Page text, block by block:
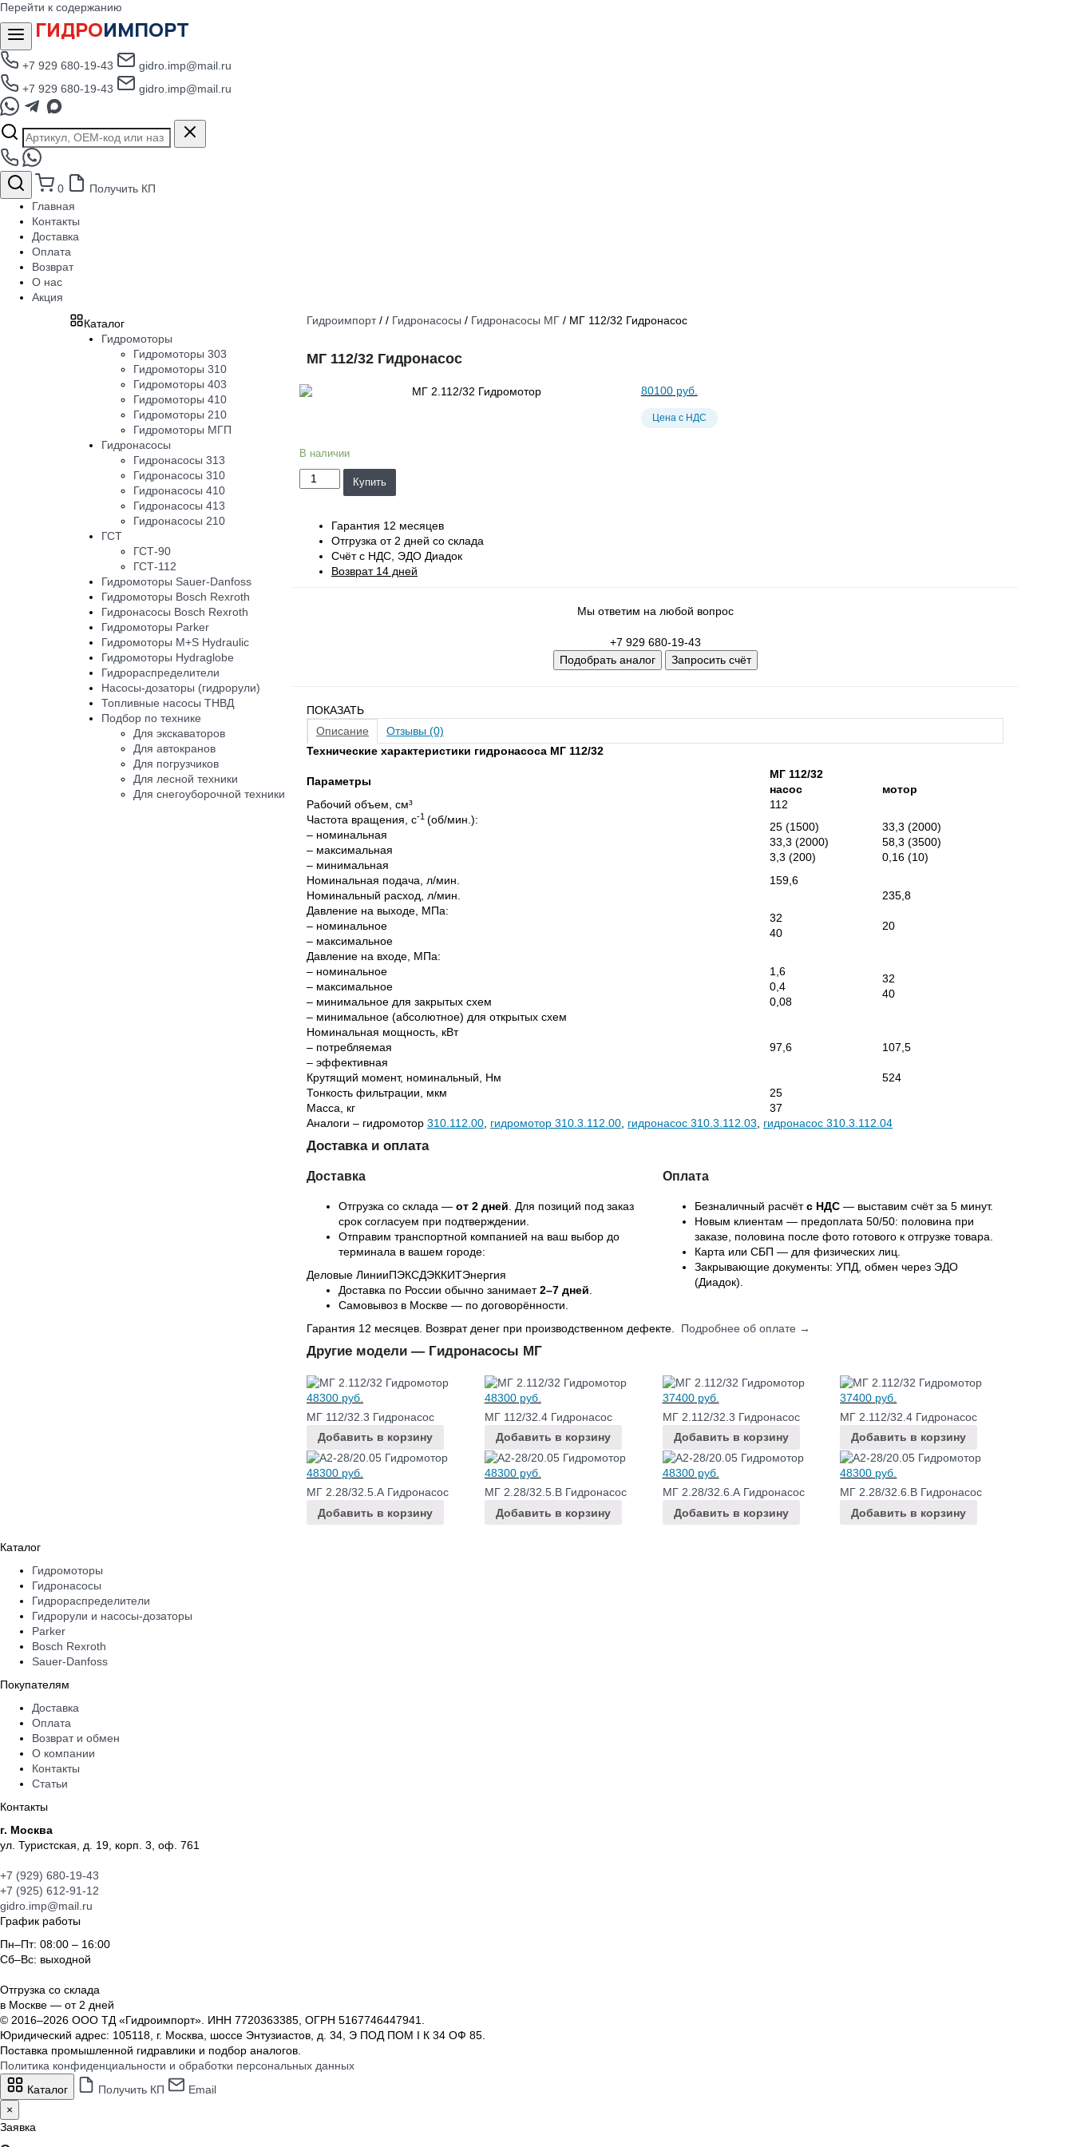
Перейти к содержанию
ГИДРОИМПОРТ
+7 929 680-19-43
gidro.imp@mail.ru
+7 929 680-19-43
gidro.imp@mail.ru
0
Получить КП
Главная
Контакты
Доставка
Оплата
Возврат
О нас
Акция
Гидроимпорт/ / Гидронасосы / Гидронасосы МГ / МГ 112/32 Гидронасос
МГ 112/32 Гидронасос
80100руб.
Цена с НДС
В наличии
Купить
Гарантия 12 месяцев
Отгрузка от 2 дней со склада
Счёт с НДС, ЭДО Диадок
Возврат 14 дней
Мы ответим на любой вопрос
+7 929 680-19-43
Подобрать аналог
Запросить счёт
ПОКАЗАТЬ
Описание
Отзывы (0)
Технические характеристики гидронасоса МГ 112/32
Параметры
МГ 112/32
насос
мотор
Рабочий объем, см³
112
Частота вращения, с-1 (об/мин.):
– номинальная
– максимальная
– минимальная
25 (1500)
33,3 (2000)
3,3 (200)
33,3 (2000)
58,3 (3500)
0,16 (10)
Номинальная подача, л/мин.
159,6
Номинальный расход, л/мин.
235,8
Давление на выходе, МПа:
– номинальное
– максимальное
32
40
20
Давление на входе, МПа:
– номинальное
– максимальное
– минимальное для закрытых схем
– минимальное (абсолютное) для открытых схем
1,6
0,4
0,08
32
40
Номинальная мощность, кВт
– потребляемая
– эффективная
97,6 107,5
Крутящий момент, номинальный, Нм
524
Тонкость фильтрации, мкм
25
Масса, кг
37
Аналоги – гидромотор 310.112.00 гидромотор 310.3.112.00 гидронасос 310.3.112.03 гидронасос 310.3.112.04
Доставка и оплата
Доставка
Отгрузка со склада — от 2 дней . Для позиций под заказ
срок согласуем при подтверждении.
Отправим транспортной компанией на ваш выбор до
терминала в вашем городе:
Деловые ЛинииПЭКСДЭККИТЭнергия
Доставка по России обычно занимает2–7 дней
Самовывоз в Москве — по договорённости.
Оплата
Безналичный расчётс НДС— выставим счёт за 5 минут.
Новым клиентам — предоплата 50/50: половина при
заказе, половина после фото готового к отгрузке товара.
Карта или СБП — для физических лиц.
Закрывающие документы: УПД, обмен через ЭДО
(Диадок).
Гарантия 12 месяцев. Возврат денег при производственном дефекте. Подробнее об оплате →
Другие модели — Гидронасосы МГ
48300 руб.
МГ 112/32.3 Гидронасос
Добавить в корзину
48300руб.
МГ 112/32.4 Гидронасос
Добавить в корзину
37400руб.
МГ 2.112/32.3 Гидронасос
Добавить в корзину
37400 руб.
МГ 2.112/32.4 Гидронасос
Добавить в корзину
48300 руб.
МГ 2.28/32.5.А Гидронасос
Добавить в корзину
48300руб.
МГ 2.28/32.5.В Гидронасос
Добавить в корзину
48300руб.
МГ 2.28/32.6.А Гидронасос
Добавить в корзину
48300 руб.
МГ 2.28/32.6.В Гидронасос
Добавить в корзину
Каталог
Гидромоторы
Гидромоторы 303
Гидромоторы 310
Гидромоторы 403
Гидромоторы 410
Гидромоторы 210
Гидромоторы МГП
Гидронасосы
Гидронасосы 313
Гидронасосы 310
Гидронасосы 410
Гидронасосы 413
Гидронасосы 210
ГСТ
ГСТ-90
ГСТ-112
Гидромоторы Sauer-Danfoss
Гидромоторы Bosch Rexroth
Гидронасосы Bosch Rexroth
Гидромоторы Parker
Гидромоторы M+S Hydraulic
Гидромоторы Hydraglobe
Гидрораспределители
Насосы-дозаторы (гидрорули)
Топливные насосы ТНВД
Подбор по технике
Для экскаваторов
Для автокранов
Для погрузчиков
Для лесной техники
Для снегоуборочной техники
Каталог
Гидромоторы
Гидронасосы
Гидрораспределители
Гидрорули и насосы-дозаторы
Parker
Bosch Rexroth
Sauer-Danfoss
Покупателям
Доставка
Оплата
Возврат и обмен
О компании
Контакты
Статьи
Контакты
г. Москва
ул. Туристская, д. 19, корп. 3, оф. 761
+7 (929) 680-19-43
+7 (925) 612-91-12
gidro.imp@mail.ru
График работы
Пн–Пт: 08:00 – 16:00
Сб–Вс: выходной
Отгрузка со склада
в Москве — от 2 дней
© 2016–2026 ООО ТД «Гидроимпорт». ИНН 7720363385, ОГРН 5167746447941.
Юридический адрес: 105118, г. Москва, шоссе Энтузиастов, д. 34, Э ПОД ПОМ I К 34 ОФ 85.
Поставка промышленной гидравлики и подбор аналогов.
Политика конфиденциальности и обработки персональных данных
Каталог
Получить КП
Email
×
Заявка